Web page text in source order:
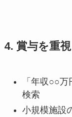
4. 賞与を重
「年収○○
検索
小規模施設